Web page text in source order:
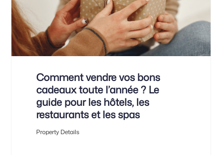
Comment vendre vos bons
cadeaux toute l’année ? Le
guide pour les hôtels, les
restaurants et les spas
Property Details